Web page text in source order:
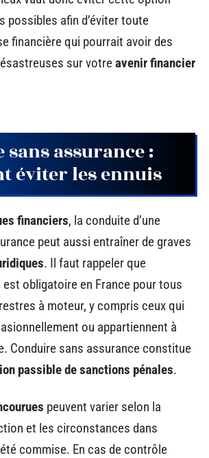
possibles afin d’éviter toute
financière qui pourrait avoir des
sur votreavenir financier
sans assurance :
éviter les ennuis
financiers, la conduite d’une
peut aussi entraîner de graves
. Il faut rappeler que
est obligatoire en France pour tous
à moteur, y compris ceux qui
ou appartiennent à
Conduire sans assurance constitue
passible de sanctions pénales.
peuvent varier selon la
et les circonstances dans
commise. En cas de contrôle